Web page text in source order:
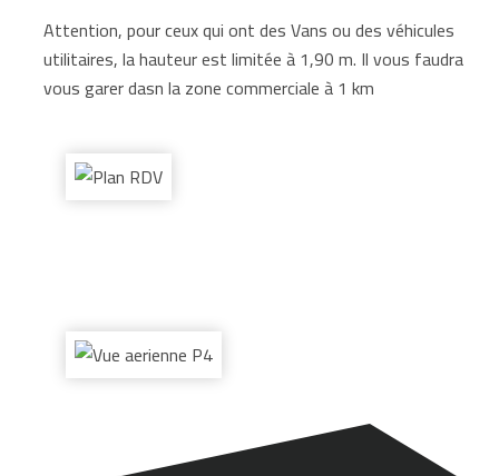
Attention, pour ceux qui ont des Vans ou des véhicules
utilitaires, la hauteur est limitée à 1,90 m. Il vous faudra
vous garer dasn la zone commerciale à 1 km